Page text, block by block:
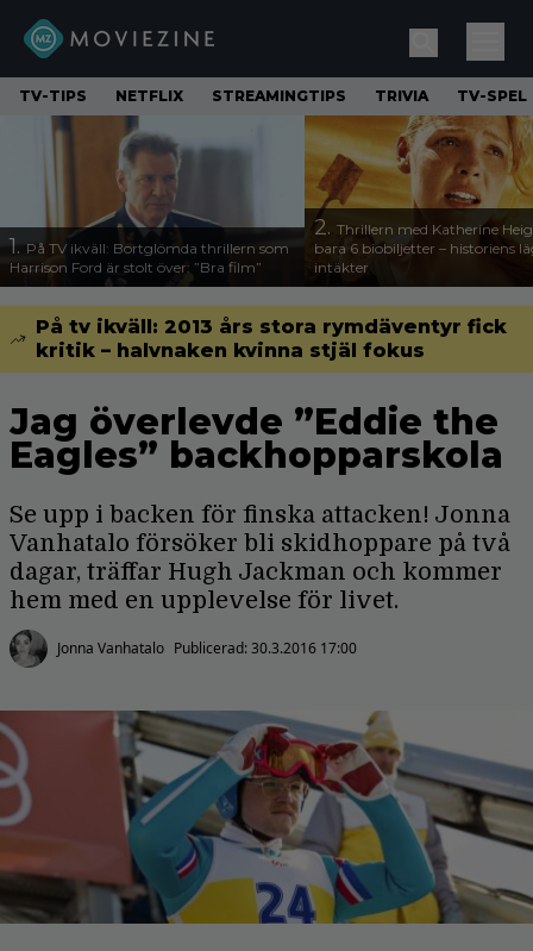
TV-TIPS NETFLIX STREAMINGTIPS TRIVIA TV-SPEL
1. På TV ikväll: Bortglömda thrillern som
Harrison Ford är stolt över: ”Bra film”
2. Thrillern med Katherine
bara 6 biobiljetter – historiens
intäkter
På tv ikväll: 2013 års stora rymdäventyr fick
kritik – halvnaken kvinna stjäl fokus
Jag överlevde ”Eddie the
Eagles” backhopparskola
Se upp i backen för finska attacken! Jonna
Vanhatalo försöker bli skidhoppare på två
dagar, träffar Hugh Jackman och kommer
hem med en upplevelse för livet.
Jonna Vanhatalo Publicerad:30.3.2016 17:00